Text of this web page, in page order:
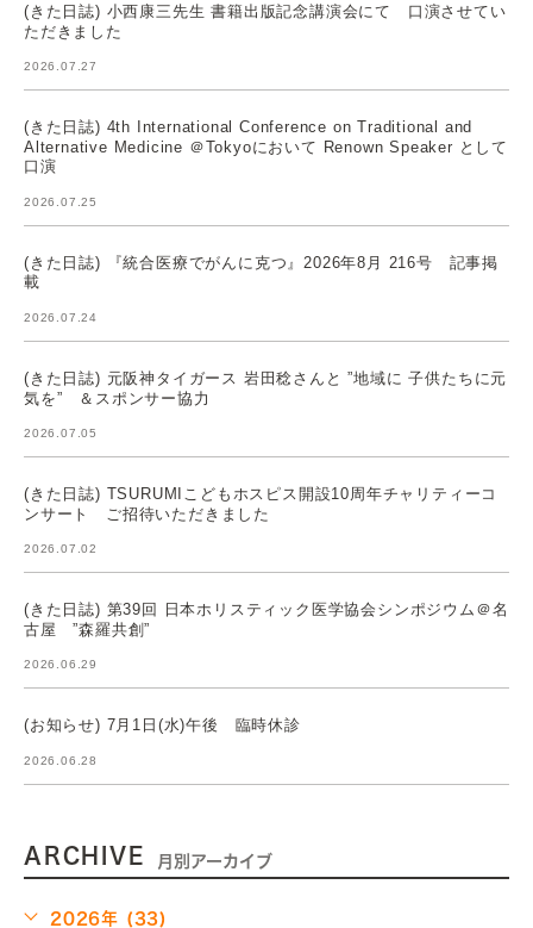
(きた日誌) 小西康三先生 書籍出版記念講演会にて 口演させてい
ただきました
2026.07.27
(きた日誌) 4th International Conference on Traditional and
Alternative Medicine ＠Tokyoにおいて Renown Speaker として
口演
2026.07.25
(きた日誌) 『統合医療でがんに克つ』2026年8月 216号 記事掲
載
2026.07.24
(きた日誌) 元阪神タイガース 岩田稔さんと ”地域に 子供たちに元
気を” ＆スポンサー協力
2026.07.05
(きた日誌) TSURUMIこどもホスピス開設10周年チャリティーコ
ンサート ご招待いただきました
2026.07.02
(きた日誌) 第39回 日本ホリスティック医学協会シンポジウム＠名
古屋 ”森羅共創”
2026.06.29
(お知らせ) 7月1日(水)午後 臨時休診
2026.06.28
ARCHIVE 月別アーカイブ
2026年 (33)